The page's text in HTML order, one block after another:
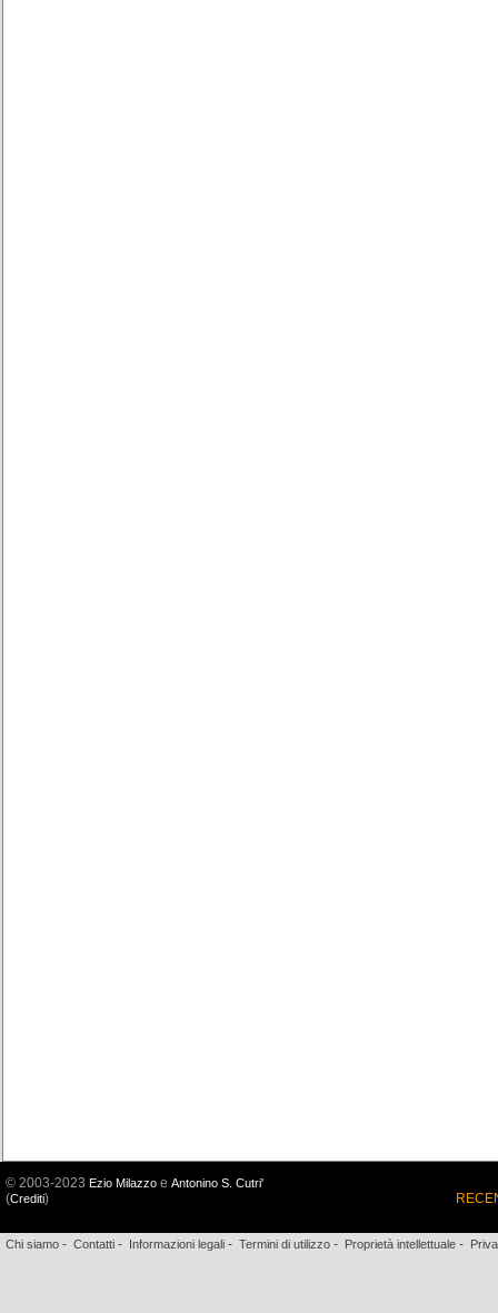
© 2003-2023 Ezio Milazzo e Antonino S. Cutri'
(Crediti)
Chi siamo - Contatti - Informazioni legali - Termini di utilizzo - Proprietà intellettuale -